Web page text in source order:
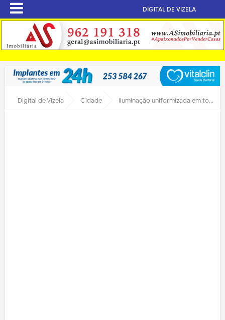
DIGITAL DE VIZELA
Digital de Vizela Cidade Iluminação uniformizada em toda a cidade